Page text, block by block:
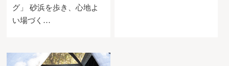
グ」 砂浜を歩き、心地よ
い場づく…